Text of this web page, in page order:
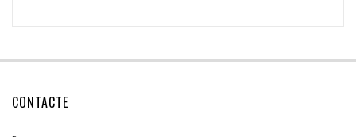
CONTACTE